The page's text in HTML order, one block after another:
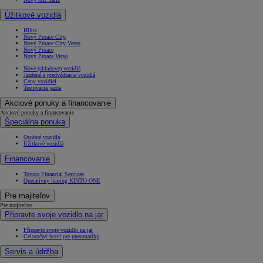
Úžitkové vozidlá
Hilux
Nový Proace City
Nový Proace City Verso
Nový Proace
Nový Proace Verso
Nové (skladové) vozidlá
Jazdené a predvádzacie vozidlá
Ceny vozidiel
Testovacia jazda
Akciové ponuky a financovanie
Akciové ponuky a financovanie
Špeciálna ponuka
Osobné vozidlá
Úžitkové vozidlá
Financovanie
Toyota Financial Services
Operatívny leasing KINTO ONE
Pre majiteľov
Pre majiteľov
Připravte svoje vozidlo na jar
Připravte svoje vozidlo na jar
Celoročný hotel pre pneumatiky
Servis a údržba